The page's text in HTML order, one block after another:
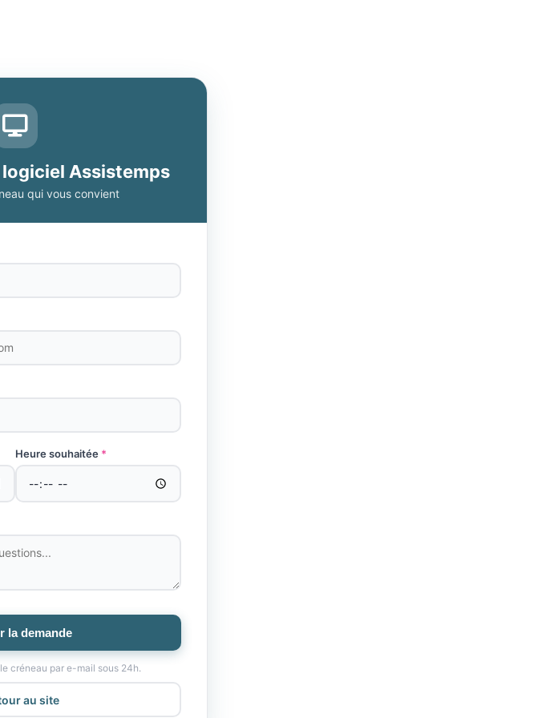
Assistemps
qui vous convient
Heure souhaitée *
la demande
créneau par e-mail sous 24h.
au site